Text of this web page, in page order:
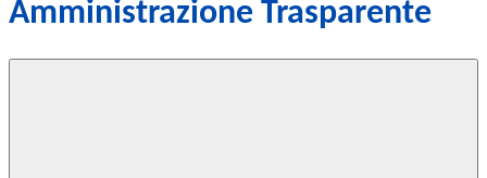
Amministrazione Trasparente